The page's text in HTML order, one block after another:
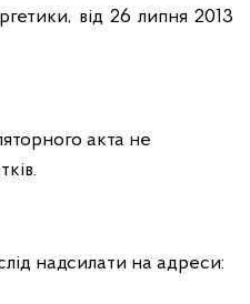
від 26 липня 2013
акта не
надсилати на адреси: